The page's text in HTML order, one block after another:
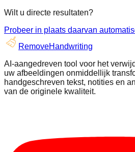
Wilt u directe resultaten?
Probeer in plaats daarvan
RemoveHandwriting
AI-aangedreven tool voor het
uw afbeeldingen onmiddellijk
handgeschreven tekst, notities en
van de originele kwaliteit.